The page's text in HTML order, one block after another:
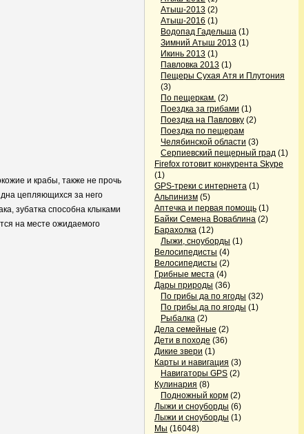
и крабы, также не прочь
дна цепляющихся за него
зубатка способна клыками
на месте ожидаемого
Атыш-2013 (2)
Атыш-2016 (1)
Водопад Гадельша (1)
Зимний Атыш 2013 (1)
Икинь 2013 (1)
Павловка 2013 (1)
Пещеры Сухая Атя и Плутония
(3)
По пещеркам. (2)
Поездка за грибами (1)
Поездка на Павловку (2)
Поездка по пещерам
Челябинской области (3)
Серпиевский пещерный град (1)
Firefox готовит конкурента Skype
(1)
GPS-треки с интернета (1)
Альпинизм (5)
Аптечка и первая помощь (1)
Байки Семена Воваблина (2)
Барахолка (12)
Лыжи, сноуборды (1)
Велосипедисты (4)
Велосипедисты (2)
Грибные места (4)
Дары природы (36)
По грибы да по ягоды (32)
По грибы да по ягоды (1)
Рыбалка (2)
Дела семейные (2)
Дети в походе (36)
Дикие звери (1)
Карты и навигация (3)
Навигаторы GPS (2)
Кулинария (8)
Подножный корм (2)
Лыжи и сноуборды (6)
Лыжи и сноуборды (1)
Мы (16048)